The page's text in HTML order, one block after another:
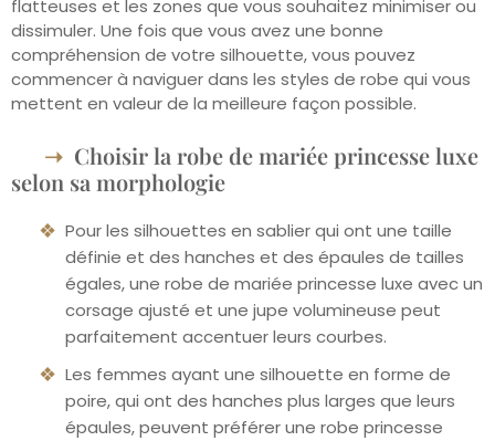
flatteuses et les zones que vous souhaitez minimiser ou
dissimuler. Une fois que vous avez une bonne
compréhension de votre silhouette, vous pouvez
commencer à naviguer dans les styles de robe qui vous
mettent en valeur de la meilleure façon possible.
Choisir la robe de mariée princesse luxe
selon sa morphologie
Pour les silhouettes en sablier qui ont une taille
définie et des hanches et des épaules de tailles
égales, une robe de mariée princesse luxe avec un
corsage ajusté et une jupe volumineuse peut
parfaitement accentuer leurs courbes.
Les femmes ayant une silhouette en forme de
poire, qui ont des hanches plus larges que leurs
épaules, peuvent préférer une robe princesse